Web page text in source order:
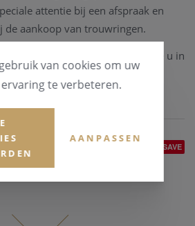
attentie bij een afspraak en
de aankoop van trouwringen.
zodat we u in
SAVE
van cookies om uw
te verbeteren.
AANPASSEN